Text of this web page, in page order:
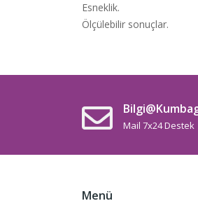
Esneklik.
Ölçülebilir sonuçlar.
Mail 7x24 Destek
Menü